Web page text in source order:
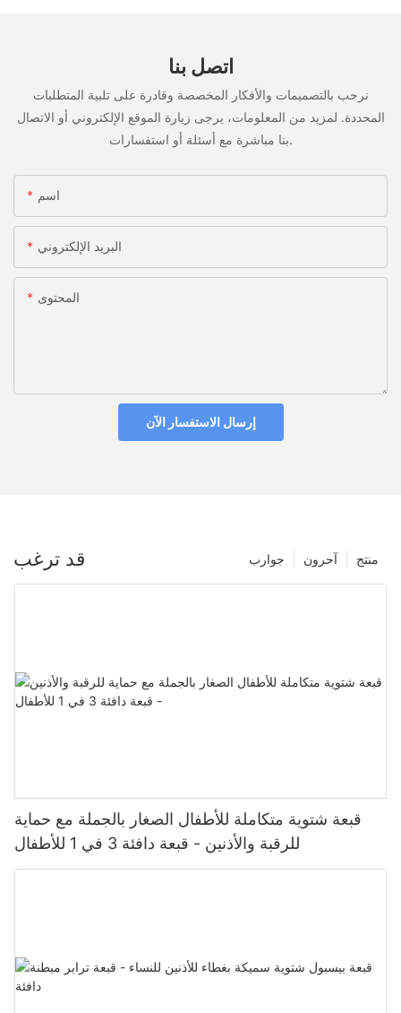
اتصل بنا
نرحب بالتصميمات والأفكار المخصصة وقادرة على تلبية المتطلبات
المحددة. لمزيد من المعلومات، يرجى زيارة الموقع الإلكتروني أو الاتصال
بنا مباشرة مع أسئلة أو استفسارات.
اسم
البريد الإلكتروني
المحتوى
إرسال الاستفسار الآن
قد ترغب منتج آحرون جوارب
قبعة شتوية متكاملة للأطفال الصغار بالجملة مع حماية
للرقبة والأذنين - قبعة دافئة 3 في 1 للأطفال